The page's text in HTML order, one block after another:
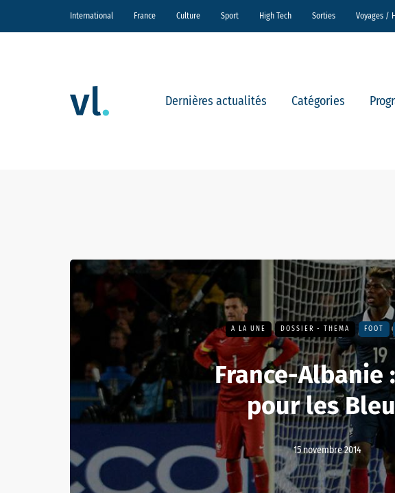
International France Culture Sport High Tech Sorties Voyages /
Dernières actualités Catégories
A LA UNE DOSSIER - THEMA FOOT
France-Albanie
pour les
15 novembre 2014